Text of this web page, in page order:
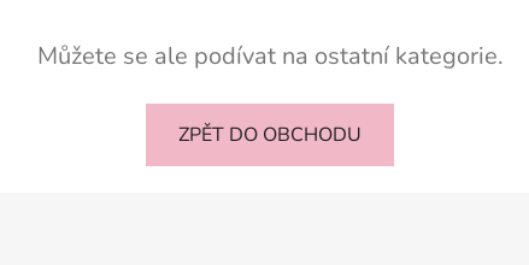
Můžete se ale podívat na ostatní kategorie.
ZPĚT DO OBCHODU